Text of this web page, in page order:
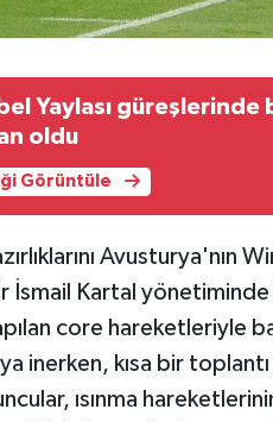
Yaylası güreşlerinde
oldu
Görüntüle
Avusturya'nın
Kartal yönetiminde
core hareketleriyle
inerken, kısa bir toplantı
ısınma